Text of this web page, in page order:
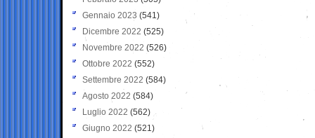
Gennaio 2023 (541)
Dicembre 2022 (525)
Novembre 2022 (526)
Ottobre 2022 (552)
Settembre 2022 (584)
Agosto 2022 (584)
Luglio 2022 (562)
Giugno 2022 (521)